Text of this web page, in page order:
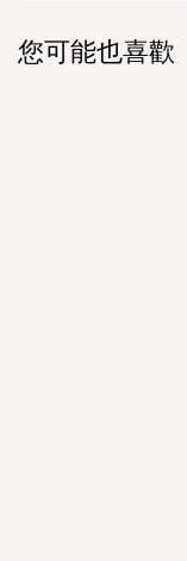
您可能也喜歡